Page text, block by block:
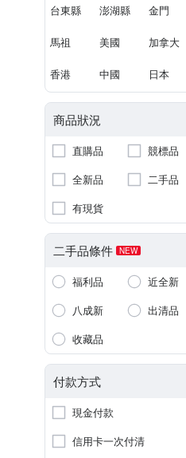
台東縣 澎湖縣 金門
馬祖 美國 加拿大
香港 中國 日本
商品狀況
直購品
競標品
全新品
二手品
有現貨
二手品條件 NEW
福利品
近全新
八成新
出清品
收藏品
付款方式
現金付款
信用卡一次付清